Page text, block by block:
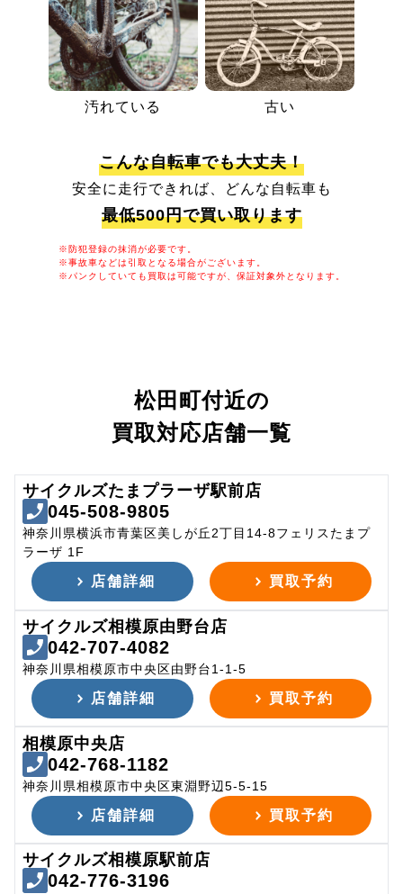
汚れている 古い
こんな自転車でも大丈夫！
安全に走行できれば、どんな自転車も
最低500円で買い取ります
※防犯登録の抹消が必要です。
※事故車などは引取となる場合がございます。
※パンクしていても買取は可能ですが、保証対象外となります。
松田町付近の
買取対応店舗一覧
サイクルズたまプラーザ駅前店
045-508-9805
神奈川県横浜市青葉区美しが丘2丁目14-8フェリスたまプ
ラーザ 1F
店舗詳細 買取予約
サイクルズ相模原由野台店
042-707-4082
神奈川県相模原市中央区由野台1-1-5
店舗詳細 買取予約
相模原中央店
042-768-1182
神奈川県相模原市中央区東淵野辺5-5-15
店舗詳細 買取予約
サイクルズ相模原駅前店
042-776-3196